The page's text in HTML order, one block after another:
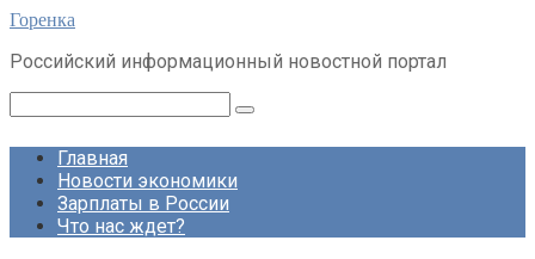
Перейти
контенту
Горенка
Российский информационный новостной портал
Главная
Новости экономики
Зарплаты в России
Что нас ждет?